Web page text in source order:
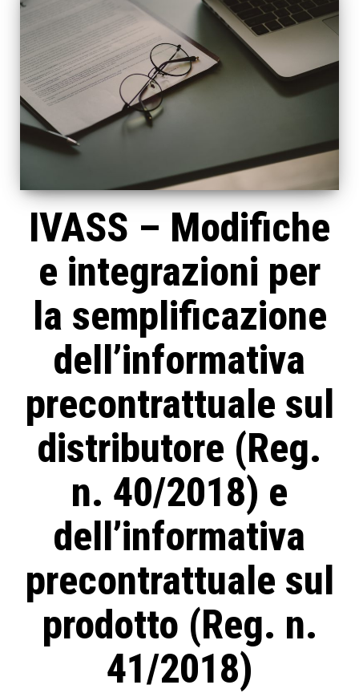
IVASS – Modifiche
e integrazioni per
la semplificazione
dell’informativa
precontrattuale sul
distributore (Reg.
n. 40/2018) e
dell’informativa
precontrattuale sul
prodotto (Reg. n.
41/2018)